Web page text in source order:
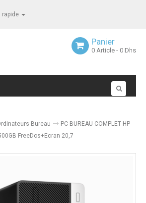
rapide
Panier
0 Article - 0 Dhs
Bureau
PC BUREAU COMPLET HP
FreeDos+Ecran 20,7